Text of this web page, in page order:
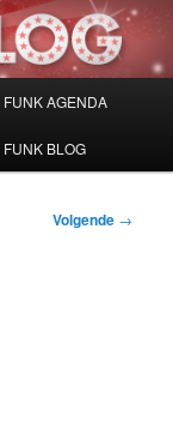
FUNK AGENDA
FUNK BLOG
Volgende →